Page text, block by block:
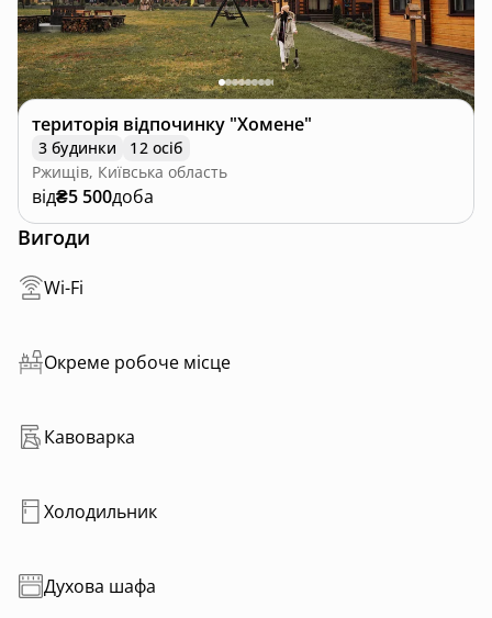
територія відпочинку "Хомене"
3 будинки
12 осіб
Ржищів, Київська область
від₴5 500доба
Вигоди
Wi-Fi
Окреме робоче місце
Кавоварка
Холодильник
Духова шафа